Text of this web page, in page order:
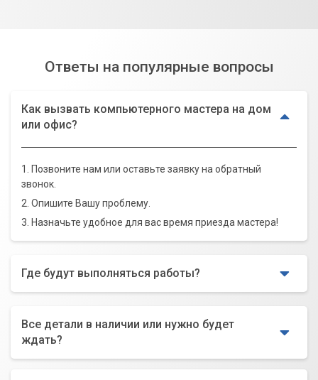
Ответы на популярные вопросы
Как вызвать компьютерного мастера на дом
или офис?
1. Позвоните нам или оставьте заявку на обратный
звонок.
2. Опишите Вашу проблему.
3. Назначьте удобное для вас время приезда мастера!
Где будут выполняться работы?
Все детали в наличии или нужно будет
ждать?